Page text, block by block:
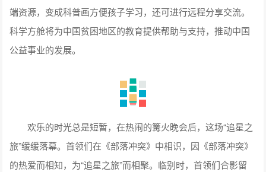
端资源，变成科普画方便孩子学习，还可进行远程分享交流。
科学方舱将为中国贫困地区的教育提供帮助与支持，推动中国
公益事业的发展。
欢乐的时光总是短暂，在热闹的篝火晚会后，这场“追星之
旅”缓缓落幕。首领们在《部落冲突》中相识，因《部落冲突》
的热爱而相知，为“追星之旅”而相聚。临别时，首领们合影留